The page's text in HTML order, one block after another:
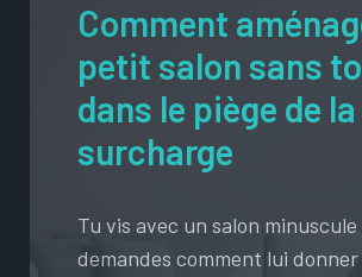
Comment
petit salon sans
dans le piège de la
surcharge
Tu vis avec un salon
demandes comment lui